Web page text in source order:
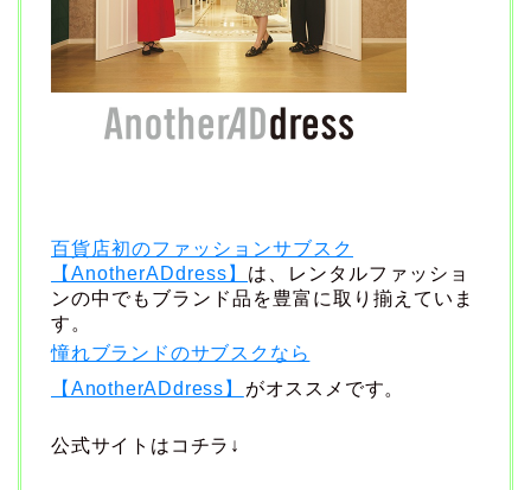
百貨店初のファッションサブスク
【AnotherADdress】 は、レンタルファッショ
ンの中でもブランド品を豊富に取り揃えていま
す。
憧れブランドのサブスクなら
【AnotherADdress】
がオススメです。
公式サイトはコチラ↓